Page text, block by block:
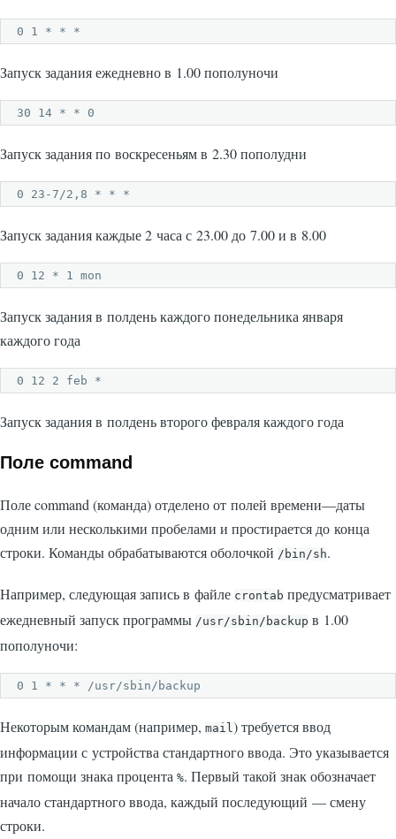
0 1 * * *
Запуск задания ежедневно в 1.00 пополуночи
30 14 * * 0
Запуск задания по воскресеньям в 2.30 пополудни
0 23-7/2,8 * * *
Запуск задания каждые 2 часа с 23.00 до 7.00 и в 8.00
0 12 * 1 mоn
Запуск задания в полдень каждого понедельника января
каждого года
0 12 2 feb *
Запуск задания в полдень второго февраля каждого года
Поле command
Поле command (команда) отделено от полей времени—даты
одним или несколькими пробелами и простирается до конца
строки. Команды обрабатываются оболочкой /bin/sh.
Например, следующая запись в файле crontab предусматривает
ежедневный запуск программы /usr/sbin/backup в 1.00
пополуночи:
0 1 * * * /usr/sbin/backup
Некоторым командам (например, mail ) требуется ввод
информации с устройства стандартного ввода. Это указывается
при помощи знака процента %. Первый такой знак обозначает
начало стандартного ввода, каждый последующий — смену
строки.